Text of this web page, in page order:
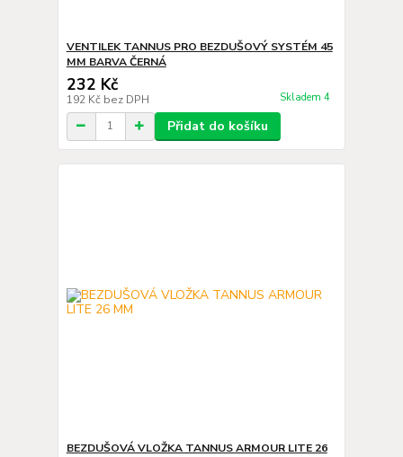
VENTILEK TANNUS PRO BEZDUŠOVÝ SYSTÉM 45
MM BARVA ČERNÁ
232 Kč
192 Kč bez DPH Skladem 4
Přidat do košíku
BEZDUŠOVÁ VLOŽKA TANNUS ARMOUR LITE 26